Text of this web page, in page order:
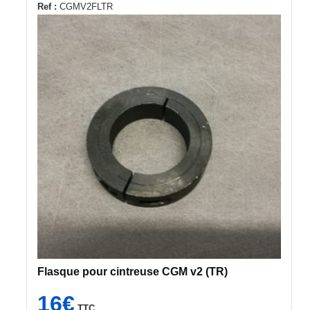
Ref : CGMV2FLTR
Flasque pour cintreuse CGM v2 (TR)
16€